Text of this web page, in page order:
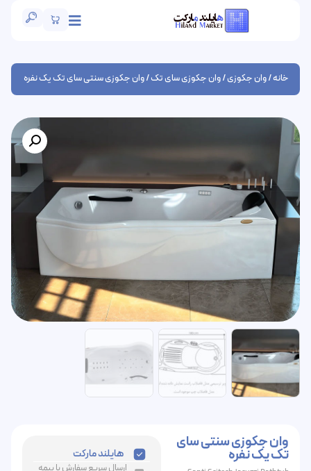
خانه/وان جکوزی/وان جکوزی سای تک/ وان جکوزی سنتی سای تک یک نفره
وان جکوزی سنتی سای
تک یک نفره هایلند مارکت